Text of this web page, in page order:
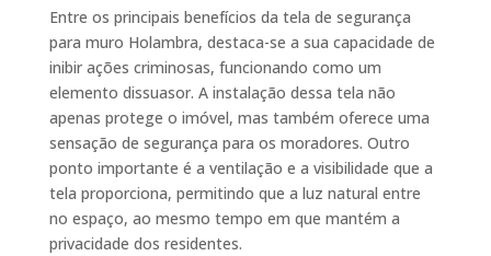
Entre os principais benefícios da tela de segurança
para muro Holambra, destaca-se a sua capacidade de
inibir ações criminosas, funcionando como um
elemento dissuasor. A instalação dessa tela não
apenas protege o imóvel, mas também oferece uma
sensação de segurança para os moradores. Outro
ponto importante é a ventilação e a visibilidade que a
tela proporciona, permitindo que a luz natural entre
no espaço, ao mesmo tempo em que mantém a
privacidade dos residentes.